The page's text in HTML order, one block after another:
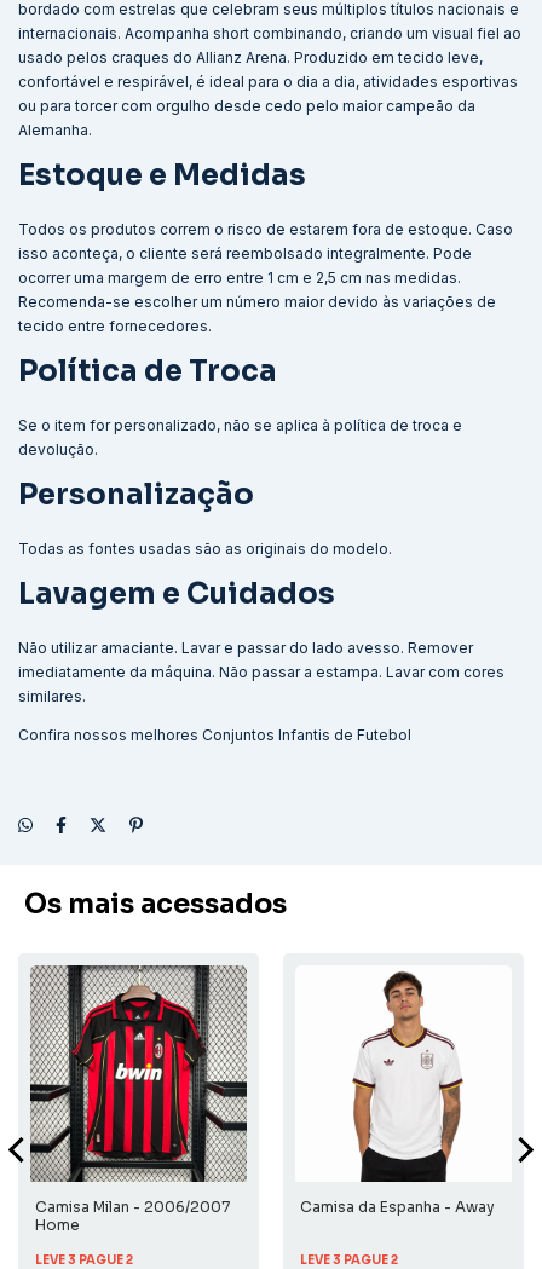
bordado com estrelas que celebram seus múltiplos títulos nacionais e
internacionais. Acompanha short combinando, criando um visual fiel ao
usado pelos craques do Allianz Arena. Produzido em tecido leve,
confortável e respirável, é ideal para o dia a dia, atividades esportivas
ou para torcer com orgulho desde cedo pelo maior campeão da
Alemanha.
Estoque e Medidas
Todos os produtos correm o risco de estarem fora de estoque. Caso
isso aconteça, o cliente será reembolsado integralmente. Pode
ocorrer uma margem de erro entre 1 cm e 2,5 cm nas medidas.
Recomenda-se escolher um número maior devido às variações de
tecido entre fornecedores.
Política de Troca
Se o item for personalizado, não se aplica à política de troca e
devolução.
Personalização
Todas as fontes usadas são as originais do modelo.
Lavagem e Cuidados
Não utilizar amaciante. Lavar e passar do lado avesso. Remover
imediatamente da máquina. Não passar a estampa. Lavar com cores
similares.
Confira nossos melhores Conjuntos Infantis de Futebol
Os mais acessados
Camisa Milan - 2006/2007
Home
LEVE 3 PAGUE 2
Camisa da Espanha - Away
LEVE 3 PAGUE 2